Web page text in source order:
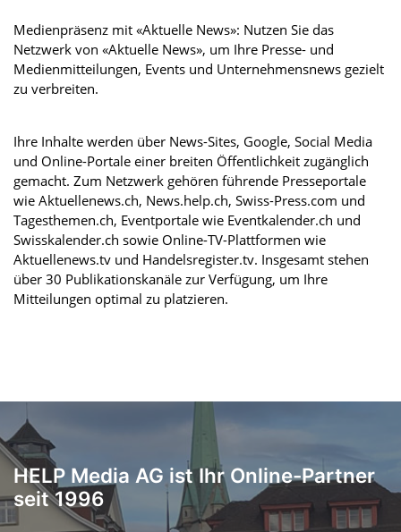
Medienpräsenz mit «Aktuelle News»: Nutzen Sie das
Netzwerk von «Aktuelle News», um Ihre Presse- und
Medienmitteilungen, Events und Unternehmensnews gezielt
zu verbreiten.
Ihre Inhalte werden über News-Sites, Google, Social Media
und Online-Portale einer breiten Öffentlichkeit zugänglich
gemacht. Zum Netzwerk gehören führende Presseportale
wie Aktuellenews.ch, News.help.ch, Swiss-Press.com und
Tagesthemen.ch, Eventportale wie Eventkalender.ch und
Swisskalender.ch sowie Online-TV-Plattformen wie
Aktuellenews.tv und Handelsregister.tv. Insgesamt stehen
über 30 Publikationskanäle zur Verfügung, um Ihre
Mitteilungen optimal zu platzieren.
HELP Media AG ist Ihr Online-Partner
seit 1996